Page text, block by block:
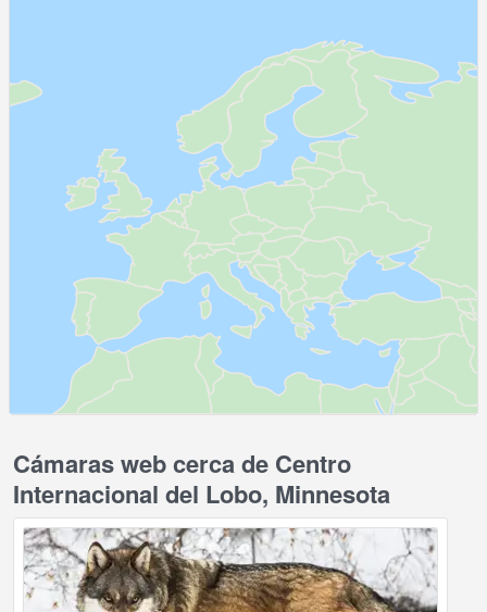
Cámaras web cerca de Centro
Internacional del Lobo, Minnesota